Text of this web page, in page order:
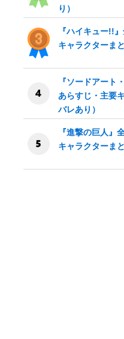
り）
『ハイキュー!!
キャラクターま
『ソードアート
あらすじ・主要
バレあり）
『進撃の巨人』
キャラクターま